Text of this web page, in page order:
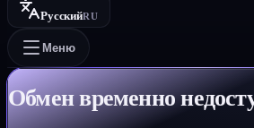
РусскийRU
Меню
Обмен временно